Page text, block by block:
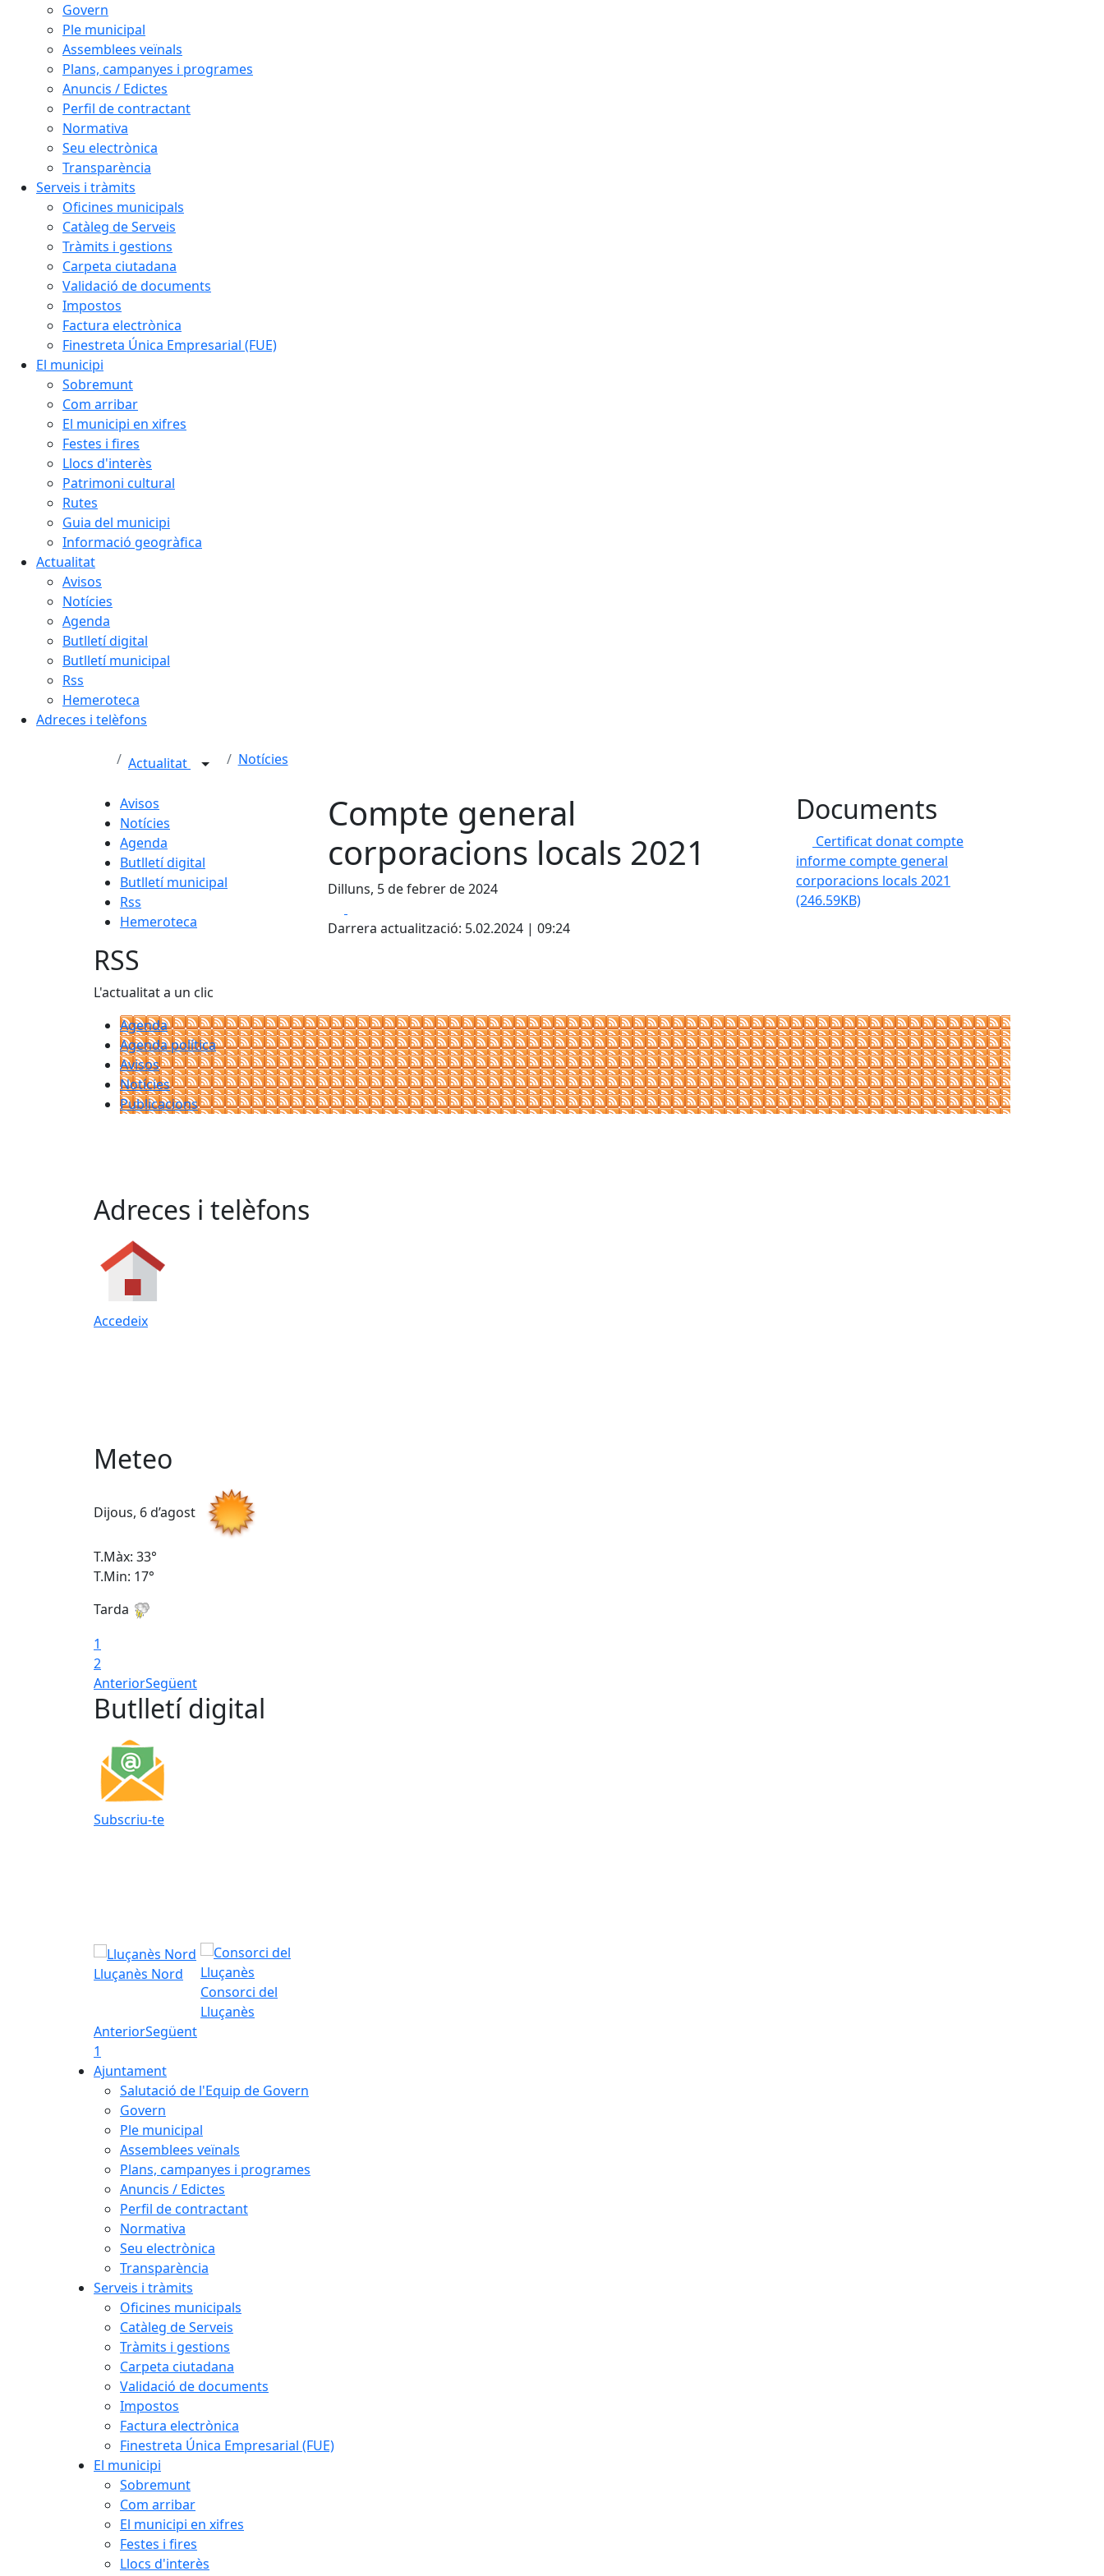
Govern
Ple municipal
Assemblees veïnals
Plans, campanyes i programes
Anuncis / Edictes
Perfil de contractant
Normativa
Seu electrònica
Transparència
Serveis i tràmits
Oficines municipals
Catàleg de Serveis
Tràmits i gestions
Carpeta ciutadana
Validació de documents
Impostos
Factura electrònica
Finestreta Única Empresarial (FUE)
El municipi
Sobremunt
Com arribar
El municipi en xifres
Festes i fires
Llocs d'interès
Patrimoni cultural
Rutes
Guia del municipi
Informació geogràfica
Actualitat
Avisos
Notícies
Agenda
Butlletí digital
Butlletí municipal
Rss
Hemeroteca
Adreces i telèfons
Actualitat Notícies
Avisos
Notícies
Agenda
Butlletí digital
Butlletí municipal
Rss
Hemeroteca
Compte general
corporacions locals 2021
Dilluns, 5 de febrer de 2024
Darrera actualització: 5.02.2024 | 09:24
Documents
Certificat donat compte
informe compte general
corporacions locals 2021
(246.59KB)
RSS
L'actualitat a un clic
Agenda
Agenda política
Avisos
Notícies
Publicacions
Adreces i telèfons
Accedeix
Meteo
Dijous, 6 d’agost
T.Màx: 33°
T.Min: 17°
Tarda
1
2
AnteriorSegüent
Butlletí digital
Subscriu-te
Lluçanès Nord
Consorci del
Lluçanès
AnteriorSegüent
1
Ajuntament
Salutació de l'Equip de Govern
Govern
Ple municipal
Assemblees veïnals
Plans, campanyes i programes
Anuncis / Edictes
Perfil de contractant
Normativa
Seu electrònica
Transparència
Serveis i tràmits
Oficines municipals
Catàleg de Serveis
Tràmits i gestions
Carpeta ciutadana
Validació de documents
Impostos
Factura electrònica
Finestreta Única Empresarial (FUE)
El municipi
Sobremunt
Com arribar
El municipi en xifres
Festes i fires
Llocs d'interès